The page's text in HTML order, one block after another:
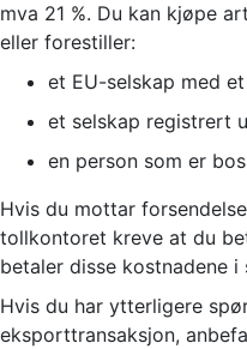
mva 21 %. Du kan kjøpe
eller forestiller:
et EU-selskap med
et selskap registrert
en person som er
Hvis du mottar
tollkontoret kreve at du
betaler disse kostnadene i
Hvis du har ytterligere
eksporttransaksjon,